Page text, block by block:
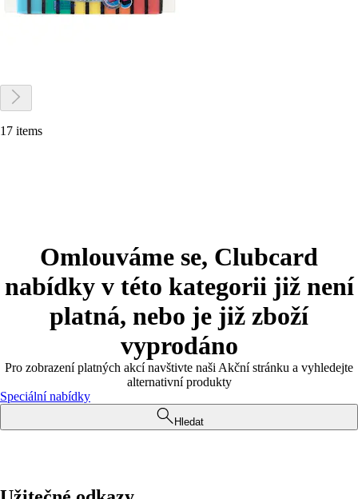
17 items
Omlouváme se, Clubcard
nabídky v této kategorii již není
platná, nebo je již zboží
vyprodáno
Pro zobrazení platných akcí navštivte naši Akční stránku a vyhledejte
alternativní produkty
Speciální nabídky
Hledat